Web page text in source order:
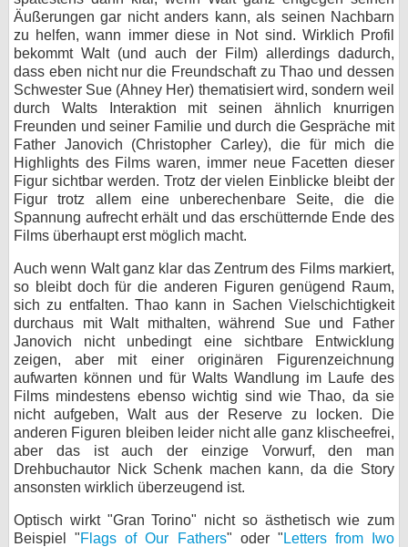
Äußerungen gar nicht anders kann, als seinen Nachbarn
zu helfen, wann immer diese in Not sind. Wirklich Profil
bekommt Walt (und auch der Film) allerdings dadurch,
dass eben nicht nur die Freundschaft zu Thao und dessen
Schwester Sue (Ahney Her) thematisiert wird, sondern weil
durch Walts Interaktion mit seinen ähnlich knurrigen
Freunden und seiner Familie und durch die Gespräche mit
Father Janovich (Christopher Carley), die für mich die
Highlights des Films waren, immer neue Facetten dieser
Figur sichtbar werden. Trotz der vielen Einblicke bleibt der
Figur trotz allem eine unberechenbare Seite, die die
Spannung aufrecht erhält und das erschütternde Ende des
Films überhaupt erst möglich macht.
Auch wenn Walt ganz klar das Zentrum des Films markiert,
so bleibt doch für die anderen Figuren genügend Raum,
sich zu entfalten. Thao kann in Sachen Vielschichtigkeit
durchaus mit Walt mithalten, während Sue und Father
Janovich nicht unbedingt eine sichtbare Entwicklung
zeigen, aber mit einer originären Figurenzeichnung
aufwarten können und für Walts Wandlung im Laufe des
Films mindestens ebenso wichtig sind wie Thao, da sie
nicht aufgeben, Walt aus der Reserve zu locken. Die
anderen Figuren bleiben leider nicht alle ganz klischeefrei,
aber das ist auch der einzige Vorwurf, den man
Drehbuchautor Nick Schenk machen kann, da die Story
ansonsten wirklich überzeugend ist.
Optisch wirkt "Gran Torino" nicht so ästhetisch wie zum
Beispiel "Flags of Our Fathers" oder " Letters from Iwo